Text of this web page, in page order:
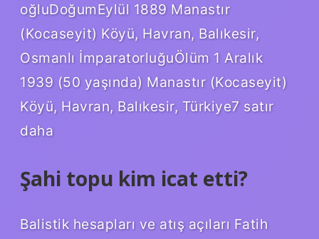
oğluDoğumEylül 1889 Manastır
(Kocaseyit) Köyü, Havran, Balıkesir,
Osmanlı İmparatorluğuÖlüm 1 Aralık
1939 (50 yaşında) Manastır (Kocaseyit)
Köyü, Havran, Balıkesir, Türkiye7 satır
daha
Şahi topu kim icat etti?
Balistik hesapları ve atış açıları Fatih